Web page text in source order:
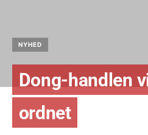
NYHED
Dong-handlen
ordnet